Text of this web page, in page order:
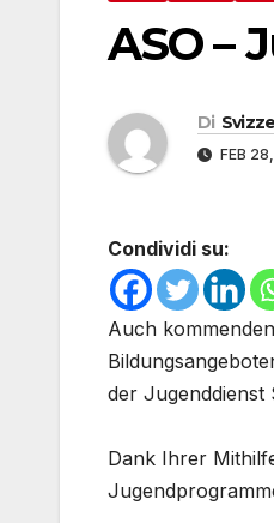
ASO –
Di
FEB
Condividi su:
Auch
der Jugenddienst
Dank Ihrer